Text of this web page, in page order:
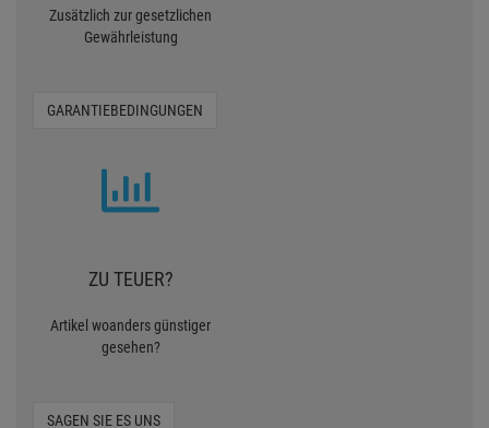
Zusätzlich zur gesetzlichen
Gewährleistung
GARANTIEBEDINGUNGEN
ZU TEUER?
Artikel woanders günstiger
gesehen?
SAGEN SIE ES UNS